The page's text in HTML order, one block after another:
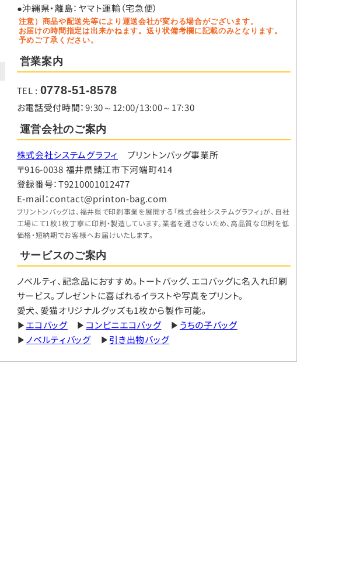
●沖縄県・離島：ヤマト運輸（宅急便）
注意）商品や配送先等により運送会社が変わる場合がございます。
お届けの時間指定は出来かねます。送り状備考欄に記載のみとなります。
予めご了承ください。
営業案内
TEL : 0778-51-8578
お電話受付時間：9:30～12:00/13:00～17:30
運営会社のご案内
株式会社システムグラフィ プリントンバッグ事業所
〒916-0038 福井県鯖江市下河端町414
登録番号：T9210001012477
E-mail：contact@printon-bag.com
プリントンバッグは、福井県で印刷事業を展開する「株式会社システムグラフィ」が、自社
工場にて1枚1枚丁寧に印刷・製造しています。業者を通さないため、高品質な印刷を低
価格・短納期でお客様へお届けいたします。
サービスのご案内
ノベルティ、記念品におすすめ。トートバッグ、エコバッグに名入れ印刷
サービス。プレゼントに喜ばれるイラストや写真をプリント。
愛犬、愛猫オリジナルグッズも1枚から製作可能。
▶エコバッグ▶ コンビニエコバッグ▶ うちの子バッグ
▶ ノベルティバッグ▶引き出物バッグ